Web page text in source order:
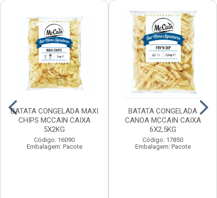
BATATA CONGELADA MAXI
CHIPS MCCAIN CAIXA
5X2KG
Código: 16090
Embalagem: Pacote
BATATA CONGELADA
CANOA MCCAIN CAIXA
6X2,5KG
Código: 17850
Embalagem: Pacote